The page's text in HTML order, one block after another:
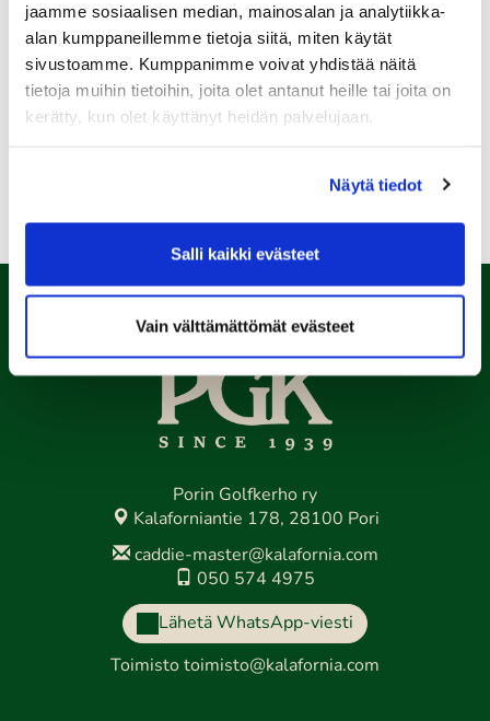
jaamme sosiaalisen median, mainosalan ja analytiikka-
alan kumppaneillemme tietoja siitä, miten käytät
sivustoamme. Kumppanimme voivat yhdistää näitä
tietoja muihin tietoihin, joita olet antanut heille tai joita on
kerätty, kun olet käyttänyt heidän palvelujaan.
Näytä tiedot
Salli kaikki evästeet
Vain välttämättömät evästeet
Rekisteröidy
Haluan tilata Kalafornia uutiskirjeen
Olen lukenuttietosuojaselosteenja hyväksyn
henkilötietojeni käsittelyn (*)
Porin Golfkerho ry
Kalaforniantie 178, 28100 Pori
caddie-master@kalafornia.com
050 574 4975
Lähetä WhatsApp-viesti
Toimisto toimisto@kalafornia.com